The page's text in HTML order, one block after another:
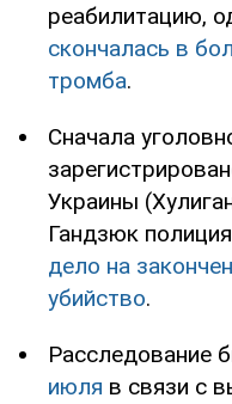
реабилитацию,
скончалась в
тромба.
Сначала
Украины
Гандзюк полиция
дело на
убийство.
Расследование
июля в связи с